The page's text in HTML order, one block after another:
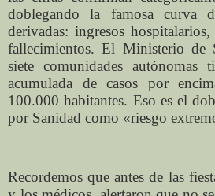
doblegando la famosa curva
derivadas: ingresos
fallecimientos. El Ministerio de
siete comunidades autónomas
acumulada de casos por
100.000 habitantes. Eso es el
por Sanidad como «riesgo
Recordemos que antes de las